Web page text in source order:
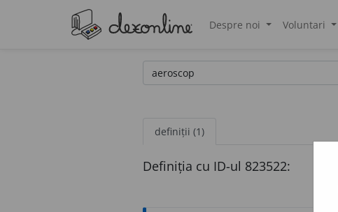
Despre noi Voluntari
definiții (1)
Definiția cu ID-ul 823522: